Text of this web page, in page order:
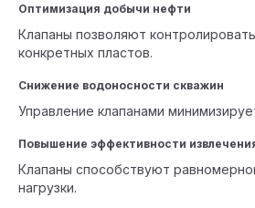
Оптимизация добычи нефти
Клапаны позволяют
конкретных пластов.
Снижение водоносности скважин
Управление клапанами
Повышение эффективности
Клапаны способствуют
нагрузки.